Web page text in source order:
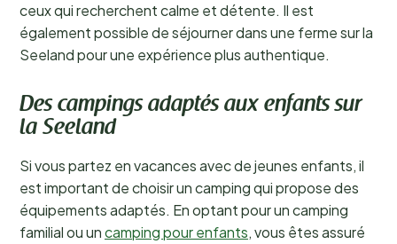
ceux qui recherchent calme et détente. Il est
également possible de séjourner dans une ferme sur la
Seeland pour une expérience plus authentique.
Des campings adaptés aux enfants sur
la Seeland
Si vous partez en vacances avec de jeunes enfants, il
est important de choisir un camping qui propose des
équipements adaptés. En optant pour un camping
familial ou uncamping pour enfants, vous êtes assuré